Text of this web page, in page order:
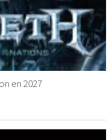
en 2027